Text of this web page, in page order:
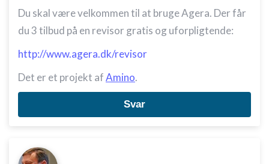
Du skal være velkommen til at bruge Agera. Der får
du 3 tilbud på en revisor gratis og uforpligtende:
http://www.agera.dk/revisor
Det er et projekt afAmino.
Svar